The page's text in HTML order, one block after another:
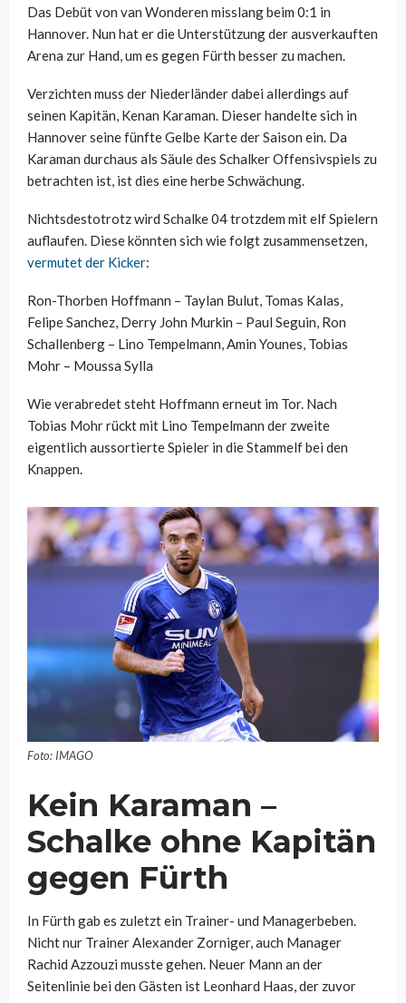
Das Debüt von van Wonderen misslang beim 0:1 in
Hannover. Nun hat er die Unterstützung der ausverkauften
Arena zur Hand, um es gegen Fürth besser zu machen.
Verzichten muss der Niederländer dabei allerdings auf
seinen Kapitän, Kenan Karaman. Dieser handelte sich in
Hannover seine fünfte Gelbe Karte der Saison ein. Da
Karaman durchaus als Säule des Schalker Offensivspiels zu
betrachten ist, ist dies eine herbe Schwächung.
Nichtsdestotrotz wird Schalke 04 trotzdem mit elf Spielern
auflaufen. Diese könnten sich wie folgt zusammensetzen,
vermutet der Kicker:
Ron-Thorben Hoffmann – Taylan Bulut, Tomas Kalas,
Felipe Sanchez, Derry John Murkin – Paul Seguin, Ron
Schallenberg – Lino Tempelmann, Amin Younes, Tobias
Mohr – Moussa Sylla
Wie verabredet steht Hoffmann erneut im Tor. Nach
Tobias Mohr rückt mit Lino Tempelmann der zweite
eigentlich aussortierte Spieler in die Stammelf bei den
Knappen.
Foto: IMAGO
Kein Karaman –
Schalke ohne Kapitän
gegen Fürth
In Fürth gab es zuletzt ein Trainer- und Managerbeben.
Nicht nur Trainer Alexander Zorniger, auch Manager
Rachid Azzouzi musste gehen. Neuer Mann an der
Seitenlinie bei den Gästen ist Leonhard Haas, der zuvor